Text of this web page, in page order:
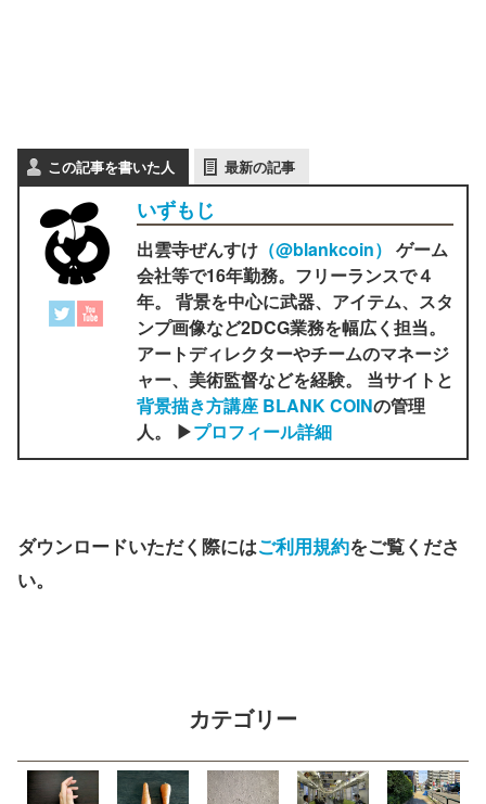
この記事を書いた人 最新の記事
いずもじ
出雲寺ぜんすけ （‎@blankcoin） ゲーム
会社等で16年勤務。フリーランスで４
年。 背景を中心に武器、アイテム、スタ
ンプ画像など2DCG業務を幅広く担当。
アートディレクターやチームのマネージ
ャー、美術監督などを経験。 当サイトと
背景描き方講座 BLANK COINの管理
人。 ▶プロフィール詳細
ダウンロードいただく際にはご利用規約をご覧くださ
い。
カテゴリー